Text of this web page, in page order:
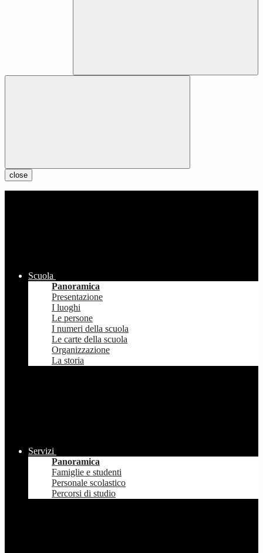
close
Scuola
Panoramica
Presentazione
I luoghi
Le persone
I numeri della scuola
Le carte della scuola
Organizzazione
La storia
Servizi
Panoramica
Famiglie e studenti
Personale scolastico
Percorsi di studio